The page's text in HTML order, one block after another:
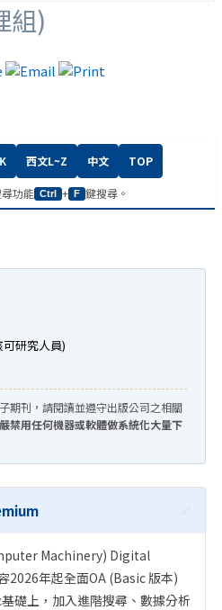
組)
西文L~Z 中文 TOP
功能 Ctrl + F 鍵搜尋。
研究人員)
期刊，請閱讀並遵守出版公司之相關
嚴禁用任何機器或軟體做系統化大量下
🔗
Machinery) Digital
2026年起全面OA (Basic 版本)
礎上，加入進階搜尋、數據分析